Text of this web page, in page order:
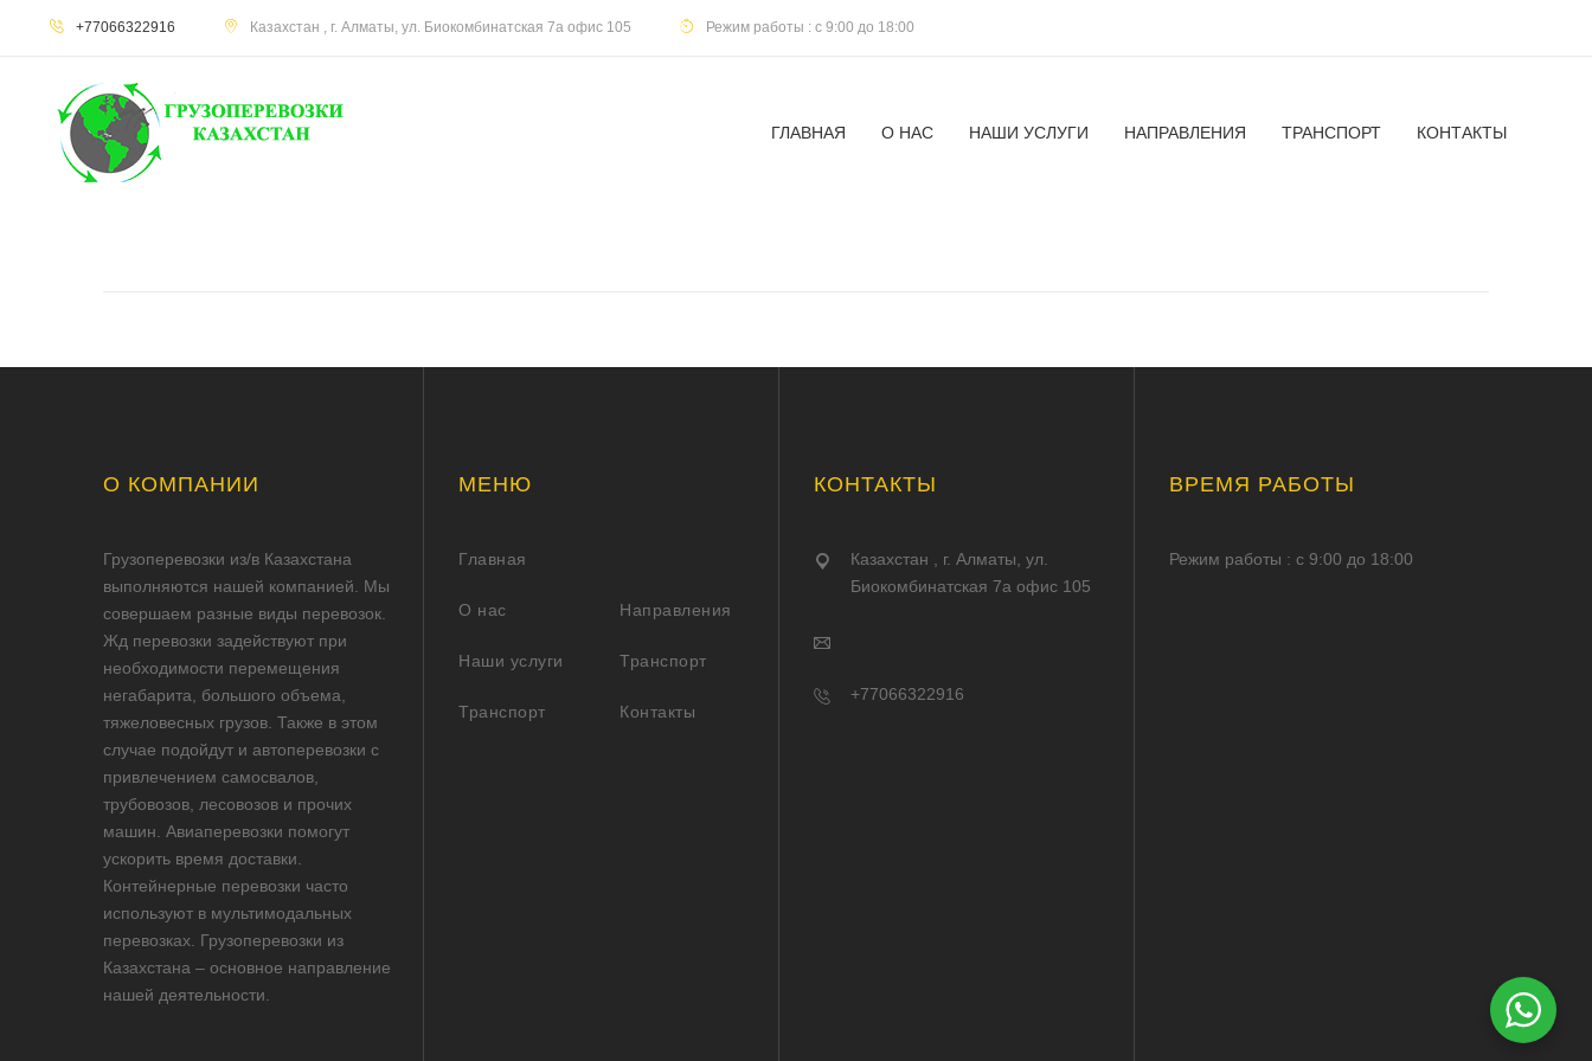
+77066322916 Казахстан , г. Алматы, ул. Биокомбинатская 7а офис 105 Режим работы : с 9:00 до 18:00
ГЛАВНАЯ О НАС НАШИ УСЛУГИ НАПРАВЛЕНИЯ ТРАНСПОРТ КОНТАКТЫ
О КОМПАНИИ
Грузоперевозки из/в Казахстана
выполняются нашей компанией. Мы
совершаем разные виды перевозок.
Жд перевозки задействуют при
необходимости перемещения
негабарита, большого объема,
тяжеловесных грузов. Также в этом
случае подойдут и автоперевозки с
привлечением самосвалов,
трубовозов, лесовозов и прочих
машин. Авиаперевозки помогут
ускорить время доставки.
Контейнерные перевозки часто
используют в мультимодальных
перевозках. Грузоперевозки из
Казахстана – основное направление
нашей деятельности.
МЕНЮ
Главная
О нас
Наши услуги
Транспорт
Направления
Транспорт
Контакты
КОНТАКТЫ
Казахстан , г. Алматы, ул.
Биокомбинатская 7а офис 105
+77066322916
ВРЕМЯ РАБОТЫ
Режим работы : с 9:00 до 18:00